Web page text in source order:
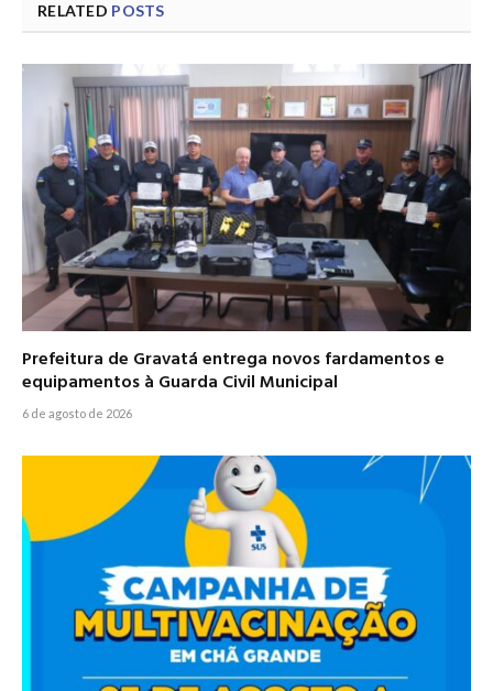
RELATED POSTS
Prefeitura de Gravatá entrega novos fardamentos e
equipamentos à Guarda Civil Municipal
6 de agosto de 2026